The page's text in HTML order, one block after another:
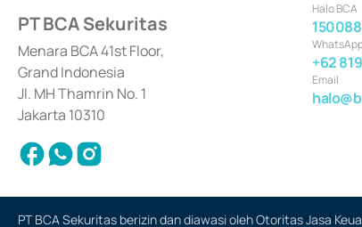
PT BCA Sekuritas
Menara BCA 41st Floor,
Grand Indonesia
Jl. MH Thamrin No. 1
Jakarta 10310
Halo BCA
+62
Email
PT BCA Sekuritas berizin dan diawasi oleh Otoritas Jasa